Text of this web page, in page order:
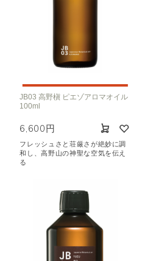
JB03 高野槇 ピエゾアロマオイル
100ml
6,600円
フレッシュさと荘厳さが絶妙に調
和し、高野山の神聖な空気を伝え
る